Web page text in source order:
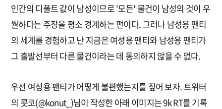
인간의 디폴트 값이 남성이므로 '모든' 물건이 남성의 것이 우
월하다는 주장을 평소 경계하는 편이다. 그러나 남성용 팬티
의 세계를 경험하고 난 지금은 여성용 팬티와 남성용 팬티가
그 출발선부터 다른 물건이라는 데 동의하지 않을 수 없다.
우선 여성용 팬티가 어떻게 불편했는지를 짚어 보자. 트위터
의 콧코(@konut_)님이 작성한 아래 이미지는 9k RT를 기록